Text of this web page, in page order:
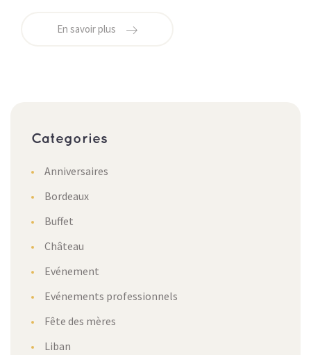
En savoir plus
Categories
Anniversaires
Bordeaux
Buffet
Château
Evénement
Evénements professionnels
Fête des mères
Liban